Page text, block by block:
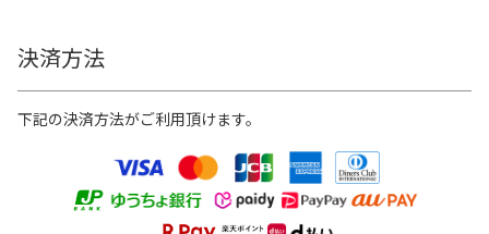
決済方法
下記の決済方法がご利用頂けます。